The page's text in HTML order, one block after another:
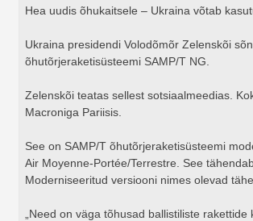
Hea uudis õhukaitsele – Ukraina võtab
Ukraina presidendi Volodõmõr Zelenskõi
õhutõrjeraketisüsteemi SAMP/T NG.
Zelenskõi teatas sellest sotsiaalmeedias.
Macroniga Pariisis.
See on SAMP/T õhutõrjeraketisüsteemi
Air Moyenne-Portée/Terrestre. See
Moderniseeritud versiooni nimes olevad
„Need on väga tõhusad ballistiliste